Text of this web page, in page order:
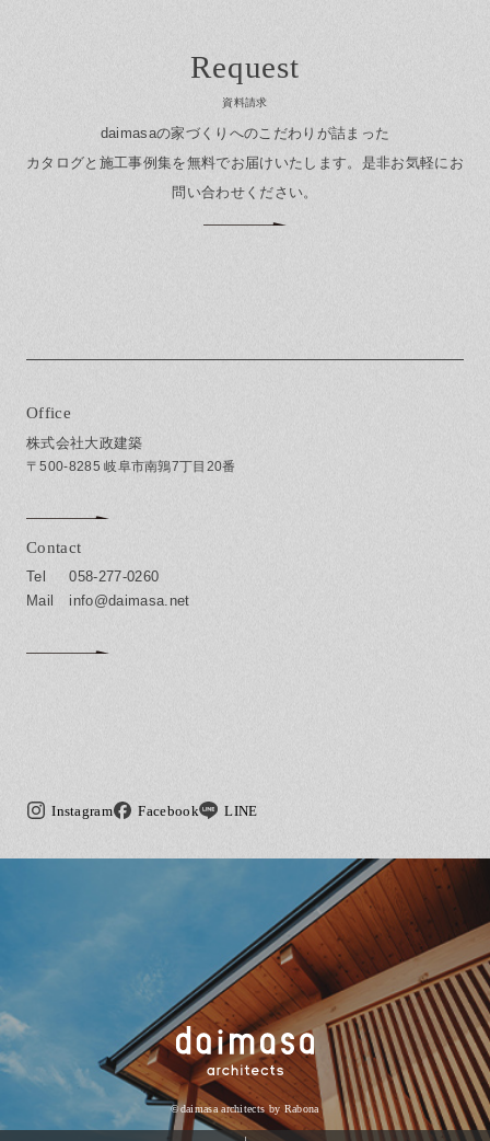
資料請求
daimasaの家づくりへのこだわりが詰まった
カタログと施工事例集を無料でお届けいたします。 是非お気軽にお
問い合わせください。
Office
株式会社大政建築
〒500-8285 岐阜市南鶉7丁目20番
Contact
058-277-0260
info@daimasa.net
Instagram Facebook LINE
©daimasa architects by Rabona